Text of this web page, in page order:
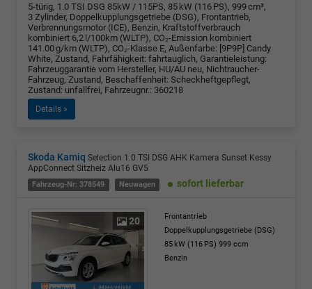
5-türig, 1.0 TSI DSG 85kW / 115PS, 85 kW (116 PS), 999 cm³,
3 Zylinder, Doppelkupplungsgetriebe (DSG), Frontantrieb,
Verbrennungsmotor (ICE), Benzin, Kraftstoffverbrauch
kombiniert 6,2 l/100km (WLTP), CO₂-Emission kombiniert
141.00 g/km (WLTP), CO₂-Klasse E, Außenfarbe: [9P9P] Candy
White, Zustand, Fahrfähigkeit: fahrtauglich, Garantieleistung:
Fahrzeuggarantie vom Hersteller, HU/AU neu, Nichtraucher-
Fahrzeug, Zustand, Beschaffenheit: Scheckheftgepflegt,
Zustand: unfallfrei, Fahrzeugnr.: 360218
Details »
Skoda Kamiq Selection 1.0 TSI DSG AHK Kamera Sunset Kessy
AppConnect Sitzheiz Alu16 GV5
Fahrzeug-Nr: 378549 Neuwagen sofort lieferbar
20
Frontantrieb
Doppelkupplungsgetriebe (DSG)
85 kW (116 PS) 999 ccm
Benzin